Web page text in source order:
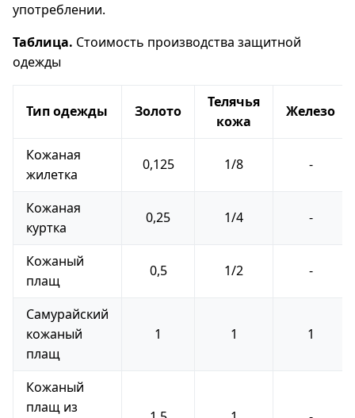
употреблении.
Таблица. Стоимость производства защитной
одежды
Тип одежды Золото
Телячья
кожа
Железо
Кожаная
жилетка
0,125 1/8 -
Кожаная
куртка
0,25 1/4 -
Кожаный
плащ
0,5 1/2 -
Самурайский
кожаный
плащ
1 1 1
Кожаный
плащ из